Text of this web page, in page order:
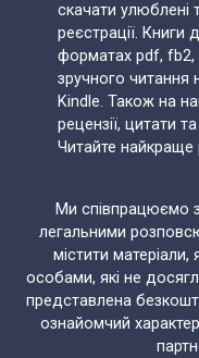
скачати улюблені
реєстрації. Книги
форматах pdf, fb2,
зручного читання
Kindle. Також на
рецензії, цитати
Читайте найкраще
Ми співпрацюємо
легальними
містити матеріали,
особами, які не
представлена
ознайомчий